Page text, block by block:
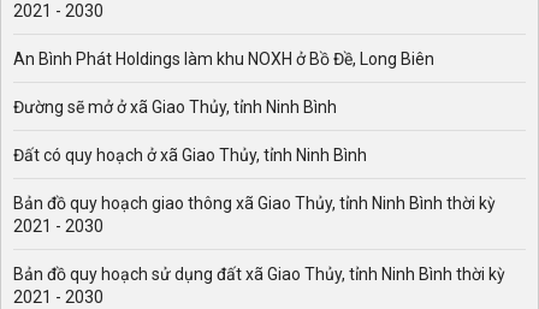
2021 - 2030
An Bình Phát Holdings làm khu NOXH ở Bồ Đề, Long Biên
Đường sẽ mở ở xã Giao Thủy, tỉnh Ninh Bình
Đất có quy hoạch ở xã Giao Thủy, tỉnh Ninh Bình
Bản đồ quy hoạch giao thông xã Giao Thủy, tỉnh Ninh Bình thời kỳ
2021 - 2030
Bản đồ quy hoạch sử dụng đất xã Giao Thủy, tỉnh Ninh Bình thời kỳ
2021 - 2030